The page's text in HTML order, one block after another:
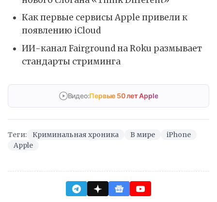
Как первые сервисы Apple привели к
появлению iCloud
ИИ-канал Fairground на Roku размывает
стандарты стриминга
Видео:Первые 50 лет Apple
Теги: Криминальная хроника В мире
iPhone
Apple